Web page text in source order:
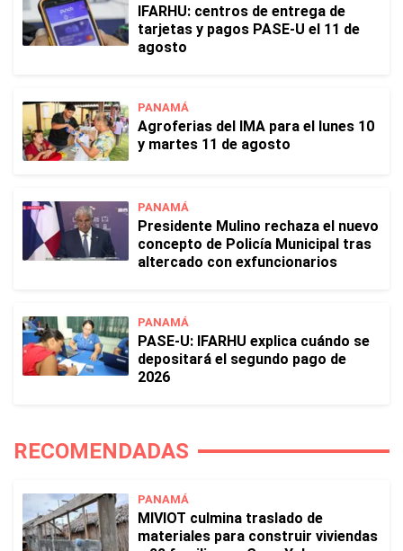
IFARHU: centros de entrega de
tarjetas y pagos PASE-U el 11 de
agosto
PANAMÁ
Agroferias del IMA para el lunes 10
y martes 11 de agosto
PANAMÁ
Presidente Mulino rechaza el nuevo
concepto de Policía Municipal tras
altercado con exfuncionarios
PANAMÁ
PASE-U: IFARHU explica cuándo se
depositará el segundo pago de
2026
RECOMENDADAS
PANAMÁ
MIVIOT culmina traslado de
materiales para construir viviendas